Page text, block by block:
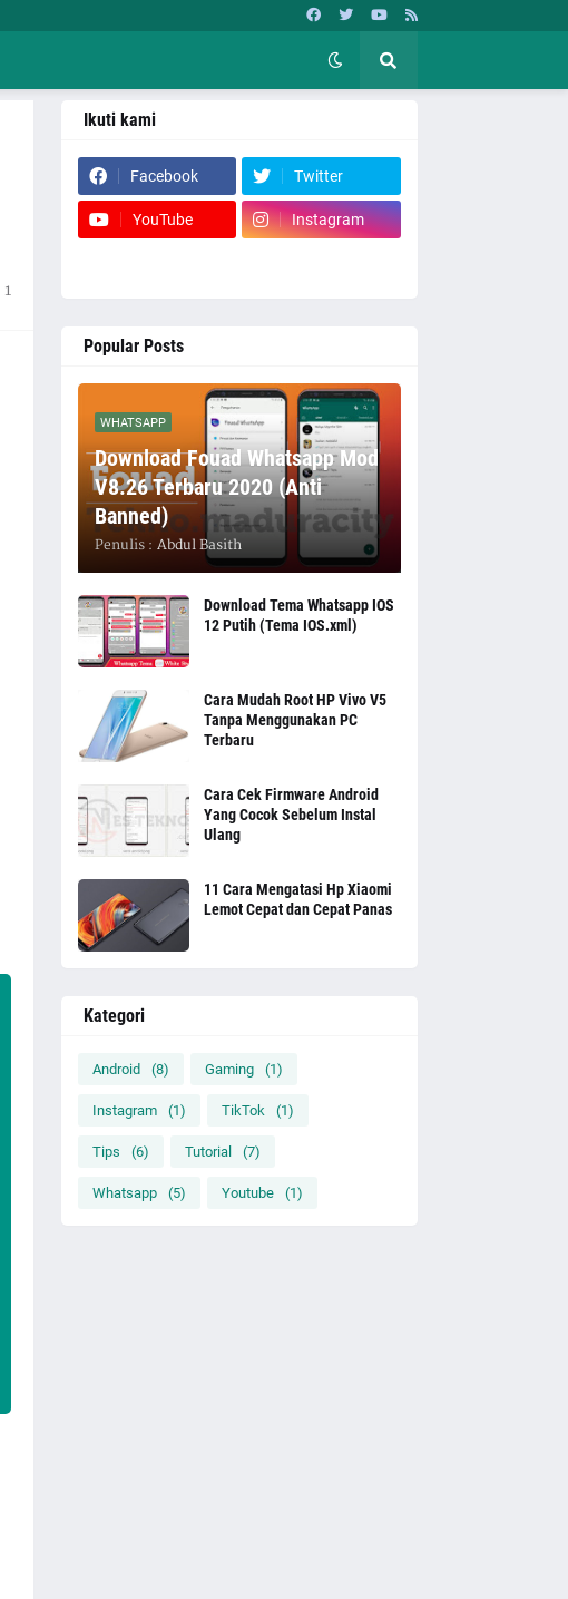
1
Ikuti kami
Facebook Twitter
YouTube Instagram
Popular Posts
WHATSAPP
Download Fouad Whatsapp Mod
V8.26 Terbaru 2020 (Anti
Banned)
Penulis : Abdul Basith
Download Tema Whatsapp IOS
12 Putih (Tema IOS.xml)
Cara Mudah Root HP Vivo V5
Tanpa Menggunakan PC
Terbaru
Cara Cek Firmware Android
Yang Cocok Sebelum Instal
Ulang
11 Cara Mengatasi Hp Xiaomi
Lemot Cepat dan Cepat Panas
Kategori
Android (8) Gaming (1)
Instagram (1) TikTok (1)
Tips (6) Tutorial (7)
Whatsapp (5) Youtube (1)